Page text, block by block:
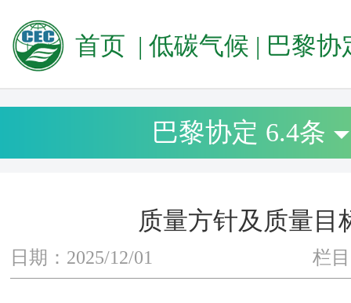
首页 | 低碳气候 | 巴黎协定
巴黎协定 6.4条
质量方针及质量目
日期：2025/12/01 栏